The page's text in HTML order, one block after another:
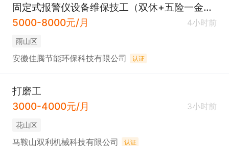
固定式报警仪设备维保技工（双休+五险一金+8小时工作）
5000-8000元/月
4小时前
雨山区
安徽佳腾节能环保科技有限公司 认证
打磨工
3000-4000元/月
3小时前
花山区
马鞍山双利机械科技有限公司 认证